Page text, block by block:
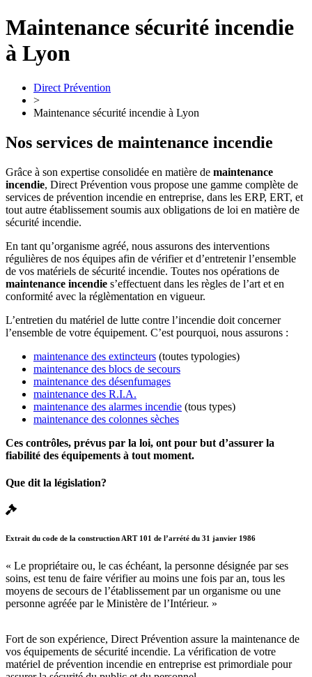
Maintenance sécurité incendie
à Lyon
Direct Prévention
>
Maintenance sécurité incendie à Lyon
Nos services de maintenance incendie
Grâce à son expertise consolidée en matière de maintenance
incendie, Direct Prévention vous propose une gamme complète de
services de prévention incendie en entreprise, dans les ERP, ERT, et
tout autre établissement soumis aux obligations de loi en matière de
sécurité incendie.
En tant qu’organisme agréé, nous assurons des interventions
régulières de nos équipes afin de vérifier et d’entretenir l’ensemble
de vos matériels de sécurité incendie. Toutes nos opérations de
maintenance incendie s’effectuent dans les règles de l’art et en
conformité avec la réglèmentation en vigueur.
L’entretien du matériel de lutte contre l’incendie doit concerner
l’ensemble de votre équipement. C’est pourquoi, nous assurons :
maintenance des extincteurs (toutes typologies)
maintenance des blocs de secours
maintenance des désenfumages
maintenance des R.I.A.
maintenance des alarmes incendie (tous types)
maintenance des colonnes sèches
Ces contrôles, prévus par la loi, ont pour but d’assurer la
fiabilité des équipements à tout moment.
Que dit la législation?
Extrait du code de la construction ART 101 de l’arrété du 31 janvier 1986
« Le propriétaire ou, le cas échéant, la personne désignée par ses
soins, est tenu de faire vérifier au moins une fois par an, tous les
moyens de secours de l’établissement par un organisme ou une
personne agréée par le Ministère de l’Intérieur. »
Fort de son expérience, Direct Prévention assure la maintenance de
vos équipements de sécurité incendie. La vérification de votre
matériel de prévention incendie en entreprise est primordiale pour